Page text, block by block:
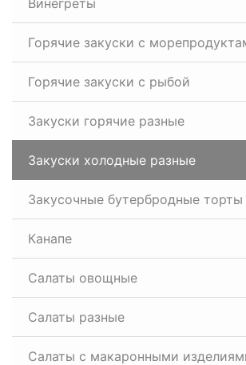
Винегреты
Горячие закуски с
Горячие закуски с рыбой
Закуски горячие разные
Закуски холодные разные
Закусочные бутербродные торты
Канапе
Салаты овощные
Салаты разные
Салаты с макаронными